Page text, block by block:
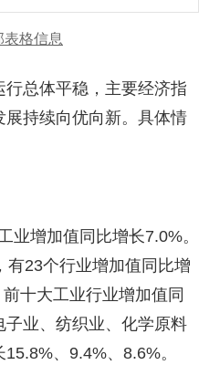
表格信息
总体平稳，主要经济指
持续向优向新。具体情
增加值同比增长7.0%。
有23个行业增加值同比增
十大工业行业增加值同
子业、纺织业、化学原料
、9.4%、8.6%。